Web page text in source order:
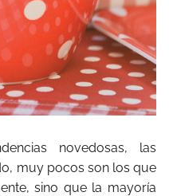
novedosas, las
muy pocos son los que
sino que la mayoría